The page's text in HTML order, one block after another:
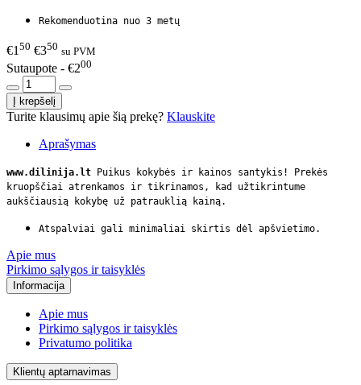
Rekomenduotina nuo 3 metų
€1 50 €350 su PVM
Sutaupote - €200
Turite klausimų apie šią prekę? Klauskite
Aprašymas
www.dilinija.lt Puikus kokybės ir kainos santykis! Prekės
kruopščiai atrenkamos ir tikrinamos, kad užtikrintume
aukščiausią kokybę už patrauklią kainą.
Atspalviai gali minimaliai skirtis dėl apšvietimo.
Apie mus
Pirkimo sąlygos ir taisyklės
Informacija
Apie mus
Pirkimo sąlygos ir taisyklės
Privatumo politika
Klientų aptarnavimas